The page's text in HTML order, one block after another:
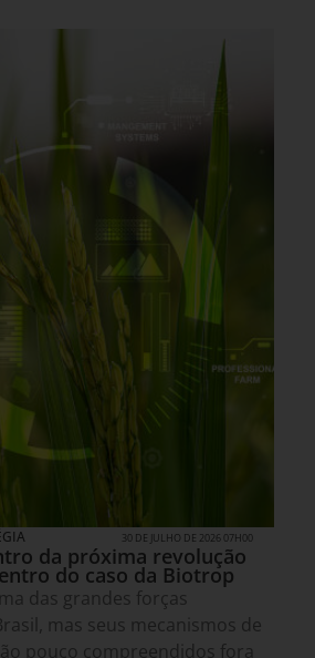
30 DE JULHO DE 2026 07H00
da próxima revolução
do caso da Biotrop
das grandes forças
mas seus mecanismos de
pouco compreendidos fora